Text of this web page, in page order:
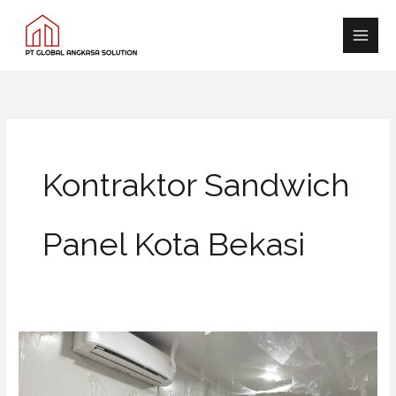
content
Main
Kontraktor Sandwich
Panel Kota Bekasi
Yang
perlu